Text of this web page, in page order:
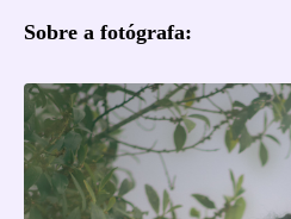
Sobre a fotógrafa: